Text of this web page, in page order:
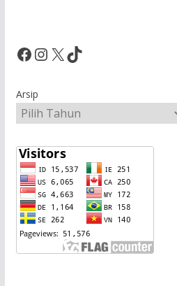
Facebook InstagramX TikTok
Arsip